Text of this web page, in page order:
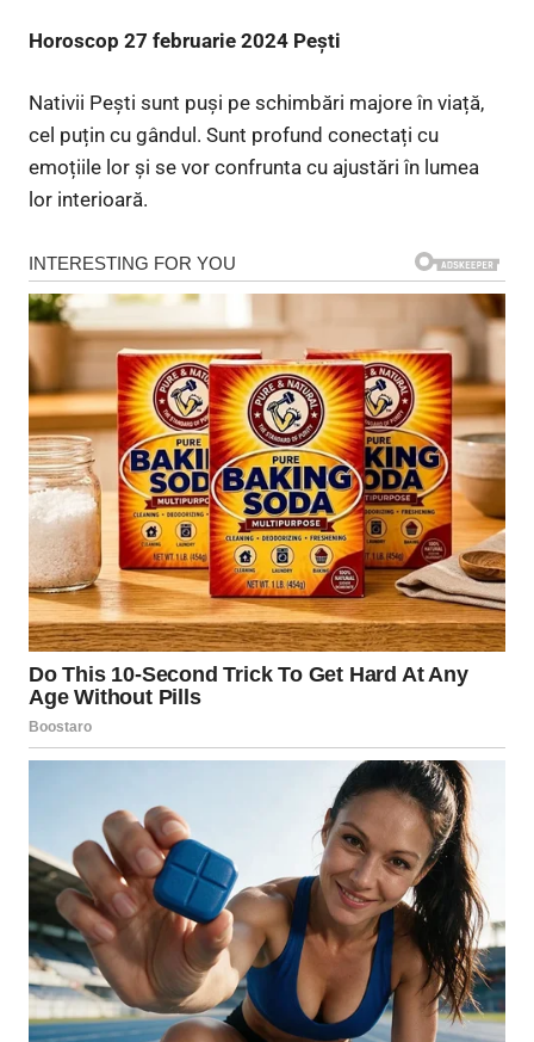
Horoscop 27 februarie 2024 Peşti
Nativii Pești sunt puși pe schimbări majore în viață,
cel puțin cu gândul. Sunt profund conectați cu
emoțiile lor și se vor confrunta cu ajustări în lumea
lor interioară.